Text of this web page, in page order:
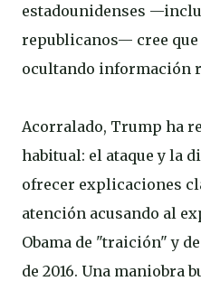
estadounidenses
republicanos— cree que
ocultando información
Acorralado, Trump ha
habitual: el ataque y la
ofrecer explicaciones
atención acusando al
Obama de "traición" y
de 2016. Una maniobra